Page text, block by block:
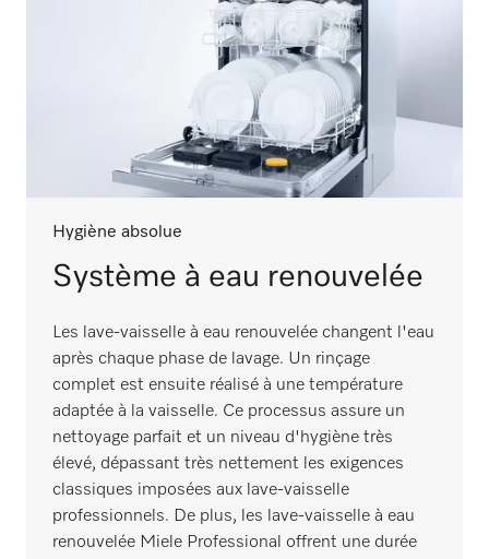
Hygiène absolue
Système à eau renouvelée
Les lave-vaisselle à eau renouvelée changent l'eau
après chaque phase de lavage. Un rinçage
complet est ensuite réalisé à une température
adaptée à la vaisselle. Ce processus assure un
nettoyage parfait et un niveau d'hygiène très
élevé, dépassant très nettement les exigences
classiques imposées aux lave-vaisselle
professionnels. De plus, les lave-vaisselle à eau
renouvelée Miele Professional offrent une durée